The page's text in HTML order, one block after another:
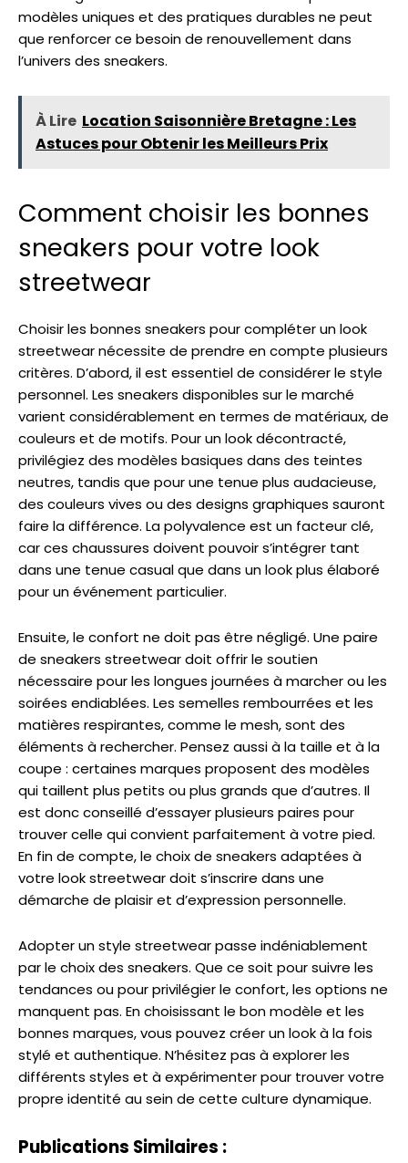
modèles uniques et des pratiques durables ne peut
que renforcer ce besoin de renouvellement dans
l’univers des sneakers.
À Lire Location Saisonnière Bretagne : Les
Astuces pour Obtenir les Meilleurs Prix
Comment choisir les bonnes
sneakers pour votre look
streetwear
Choisir les bonnes sneakers pour compléter un look
streetwear nécessite de prendre en compte plusieurs
critères. D’abord, il est essentiel de considérer le style
personnel. Les sneakers disponibles sur le marché
varient considérablement en termes de matériaux, de
couleurs et de motifs. Pour un look décontracté,
privilégiez des modèles basiques dans des teintes
neutres, tandis que pour une tenue plus audacieuse,
des couleurs vives ou des designs graphiques sauront
faire la différence. La polyvalence est un facteur clé,
car ces chaussures doivent pouvoir s’intégrer tant
dans une tenue casual que dans un look plus élaboré
pour un événement particulier.
Ensuite, le confort ne doit pas être négligé. Une paire
de sneakers streetwear doit offrir le soutien
nécessaire pour les longues journées à marcher ou les
soirées endiablées. Les semelles rembourrées et les
matières respirantes, comme le mesh, sont des
éléments à rechercher. Pensez aussi à la taille et à la
coupe : certaines marques proposent des modèles
qui taillent plus petits ou plus grands que d’autres. Il
est donc conseillé d’essayer plusieurs paires pour
trouver celle qui convient parfaitement à votre pied.
En fin de compte, le choix de sneakers adaptées à
votre look streetwear doit s’inscrire dans une
démarche de plaisir et d’expression personnelle.
Adopter un style streetwear passe indéniablement
par le choix des sneakers. Que ce soit pour suivre les
tendances ou pour privilégier le confort, les options ne
manquent pas. En choisissant le bon modèle et les
bonnes marques, vous pouvez créer un look à la fois
stylé et authentique. N’hésitez pas à explorer les
différents styles et à expérimenter pour trouver votre
propre identité au sein de cette culture dynamique.
Publications Similaires :